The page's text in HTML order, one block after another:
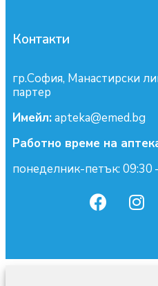
Контакти
гр.София, Манастирски
партер
Имейл:apteka@emed.bg
Работно време на
понеделник-петък: 09:30